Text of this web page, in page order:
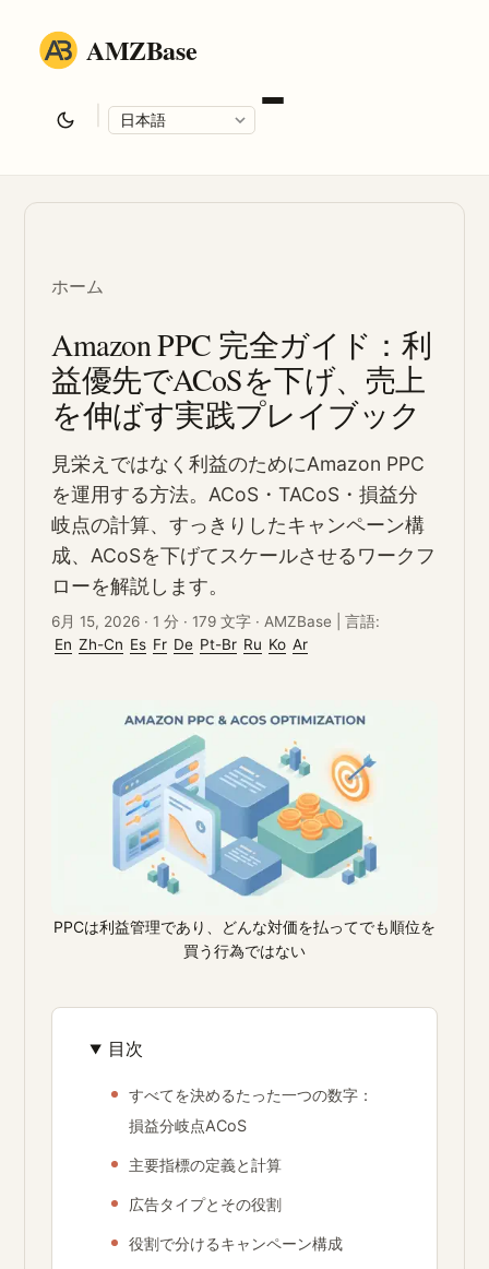
AMZBase
ホーム
Amazon PPC 完全ガイド：利
益優先でACoSを下げ、売上
を伸ばす実践プレイブック
見栄えではなく利益のためにAmazon PPC
を運用する方法。ACoS・TACoS・損益分
岐点の計算、すっきりしたキャンペーン構
成、ACoSを下げてスケールさせるワークフ
ローを解説します。
6月 15, 2026 ·1 分 ·179 文字 · AMZBase |言語:
En Zh-Cn Es Fr De Pt-Br Ru Ko Ar
PPCは利益管理であり、どんな対価を払ってでも順位を
買う行為ではない
目次
すべてを決めるたった一つの数字：
損益分岐点ACoS
主要指標の定義と計算
広告タイプとその役割
役割で分けるキャンペーン構成